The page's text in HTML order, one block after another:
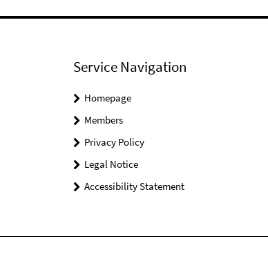
Service Navigation
Homepage
Members
Privacy Policy
Legal Notice
Accessibility Statement